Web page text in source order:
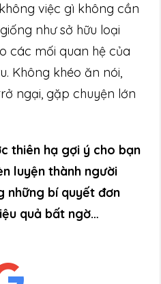
việc gì không cần
như sở hữu loại
các mối quan hệ của
Không khéo ăn nói,
ngại, gặp chuyện lớn
thiên hạ gợi ý cho bạn
luyện thành người
những bí quyết đơn
quả bất ngờ…